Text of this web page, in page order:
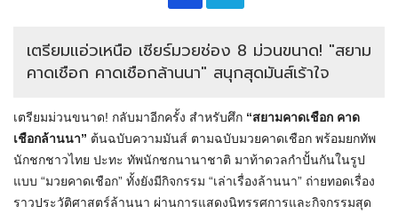
เตรียมแอ่วเหนือ เชียร์มวยช่อง 8 ม่วนขนาด! "สยาม
คาดเชือก คาดเชือกล้านนา" สนุกสุดมันส์เร้าใจ
เตรียมม่วนขนาด! กลับมาอีกครั้ง สำหรับศึก “สยามคาดเชือก คาด
เชือกล้านนา” ต้นฉบับความมันส์ ตามฉบับมวยคาดเชือก พร้อมยกทัพ
นักชกชาวไทย ปะทะ ทัพนักชกนานาชาติ มาท้าดวลกำปั้นกันในรูป
แบบ “มวยคาดเชือก” ทั้งยังมีกิจกรรม “เล่าเรื่องล้านนา” ถ่ายทอดเรื่อง
ราวประวัติศาสตร์ล้านนา ผ่านการแสดงนิทรรศการและกิจกรรมสุด